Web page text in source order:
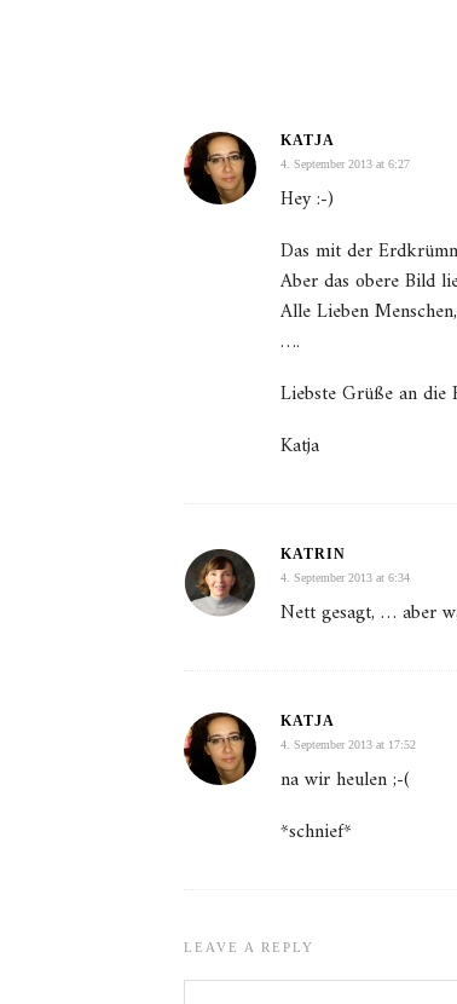
KATJA
4. September 2013 at 6:27
Hey :-)
Das mit der
Aber das obere Bild
Alle Lieben
….
Liebste Grüße an die
Katja
KATRIN
4. September 2013 at 6:34
Nett gesagt, … aber
KATJA
4. September 2013 at 17:52
na wir heulen ;-(
*schnief*
LEAVE A REPLY